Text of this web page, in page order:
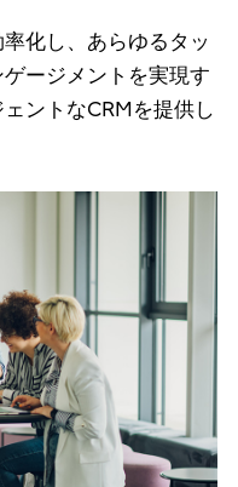
化し、あらゆるタッ
ージメントを実現す
ントなCRMを提供し